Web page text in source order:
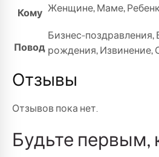
Кому Женщине,Маме,
Повод
Бизнес-поздравления,
рождения,Извинение,
Отзывы
Отзывов пока нет.
Будьте первым,